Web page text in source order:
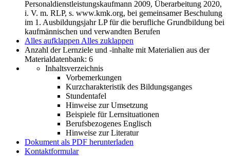
Personaldienstleistungskaufmann 2009, Überarbeitung 2020,
i. V. m. RLP, s. www.kmk.org, bei gemeinsamer Beschulung
im 1. Ausbildungsjahr LP für die berufliche Grundbildung bei
kaufmännischen und verwandten Berufen
Alles aufklappen Alles zuklappen
Anzahl der Lernziele und -inhalte mit Materialien aus der
Materialdatenbank: 6
Inhaltsverzeichnis
Vorbemerkungen
Kurzcharakteristik des Bildungsganges
Stundentafel
Hinweise zur Umsetzung
Beispiele für Lernsituationen
Berufsbezogenes Englisch
Hinweise zur Literatur
Dokument als PDF herunterladen
Kontaktformular